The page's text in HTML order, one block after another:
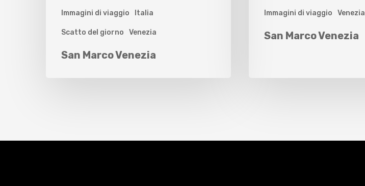
Immagini di viaggio Italia
Scatto del giorno Venezia
San Marco Venezia
Immagini di viaggio Venezia
San Marco Venezia